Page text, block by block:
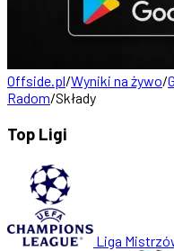
Offside.pl/Wyniki na żywo/
Radom/Składy
Top Ligi
Liga